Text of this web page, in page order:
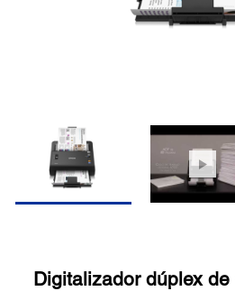
Digitalizador dúplex